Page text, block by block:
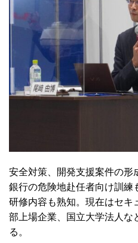
安全対策、開発支援案件の形
銀行の危険地赴任者向け訓練
研修内容も熟知。現在はセキ
部上場企業、国立大学法人な
る。